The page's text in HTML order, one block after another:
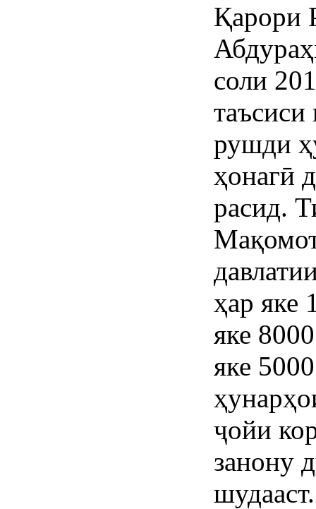
Қарори
соли
таъсиси
рушди
ҳонагӣ
расид.
ҳар яке
яке
яке
ҷойи
занону
шудааст.